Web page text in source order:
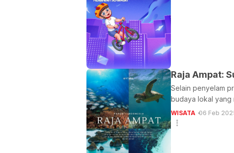
Raja Ampat:
Selain penyelam
budaya lokal yang
WISATA 06 Feb